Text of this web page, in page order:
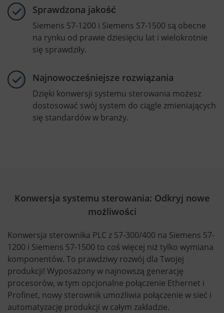
Sprawdzona jakość
Siemens S7-1200 i Siemens S7-1500 są obecne
na rynku od prawie dziesięciu lat i wielokrotnie
się sprawdziły.
Najnowocześniejsze rozwiązania
Dzięki konwersji systemu sterowania możesz
dostosować swój system do ciągle zmieniających
się standardów w branży.
Konwersja systemu sterowania: Odkryj nowe
możliwości
Konwersja sterownika PLC z S7-300/400 na Siemens S7-
1200 i Siemens S7-1500 to coś więcej niż tylko wymiana
komponentów. To prawdziwy rozwój dla Twojej
produkcji! Wyposażony w najnowszą generację
procesorów, w tym opcjonalne połączenie Ethernet i
Profinet, nowy sterownik umożliwia połączenie w sieć i
automatyzację produkcji w całym zakładzie.